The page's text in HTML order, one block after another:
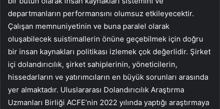
departmanların performansını olumsuz etkileyecektir.
Çalışan memnuniyetinin ve buna paralel olarak
oluşabilecek suistimallerin önüne geçebilmek için doğru
bir insan kaynakları politikası izlemek çok değerlidir. Şirket
içi dolandırıcılık, şirket sahiplerinin, yöneticilerin,
hissedarların ve yatırımcıların en büyük sorunları arasında
yer almaktadır. Uluslararası Dolandırıcılık Araştırma
Uzmanları Birliği ACFE’nin 2022 yılında yaptığı araştırmaya